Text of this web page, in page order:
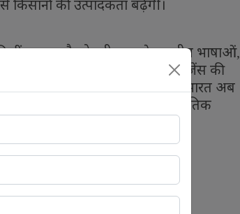
किसानों की उत्पादकता बढ़ेगी।
नींव रखता है जो पूरी तरह से भारतीय भाषाओं,
नागरिक तक आर्टिफिशियल इंटेलिजेंस की
देश के किसी भी कोने में रहता हो। भारत अब
सांस्कृतिक